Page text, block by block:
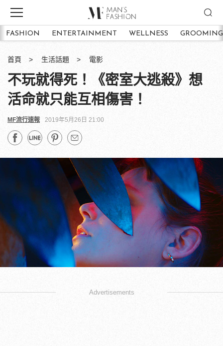
FASHION ENTERTAINMENT WELLNESS GROOMING
首頁 生活話題 電影
不玩就得死！《密室大逃殺》想
活命就只能互相傷害！
MF流行速報 2019年5月26日 21:00
Advertisements